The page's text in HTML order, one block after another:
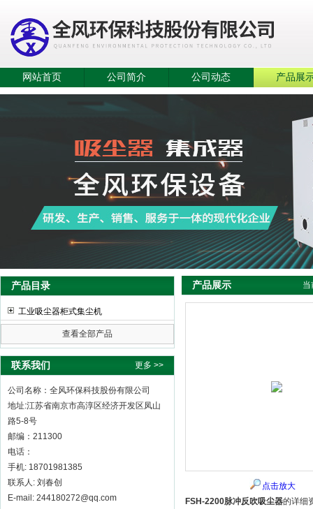
网站首页 公司简介 公司动态 产品展
产品目录
工业吸尘器柜式集尘机
查看全部产品
联系我们 更多 >>
公司名称：全风环保科技股份有限公司
地址:江苏省南京市高淳区经济开发区凤山
路5-8号
邮编：211300
电话：
手机: 18701981385
联系人: 刘春创
E-mail: 244180272@qq.com
产品展示 当
点击放大
FSH-2200脉冲反吹吸尘器的详细